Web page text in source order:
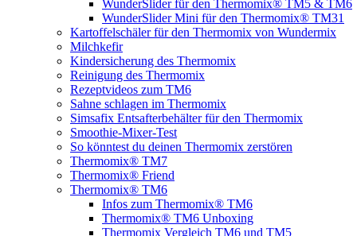
WunderSlider für den Thermomix® TM5 & TM6
WunderSlider Mini für den Thermomix® TM31
Kartoffelschäler für den Thermomix von Wundermix
Milchkefir
Kindersicherung des Thermomix
Reinigung des Thermomix
Rezeptvideos zum TM6
Sahne schlagen im Thermomix
Simsafix Entsafterbehälter für den Thermomix
Smoothie-Mixer-Test
So könntest du deinen Thermomix zerstören
Thermomix® TM7
Thermomix® Friend
Thermomix® TM6
Infos zum Thermomix® TM6
Thermomix® TM6 Unboxing
Thermomix Vergleich TM6 und TM5